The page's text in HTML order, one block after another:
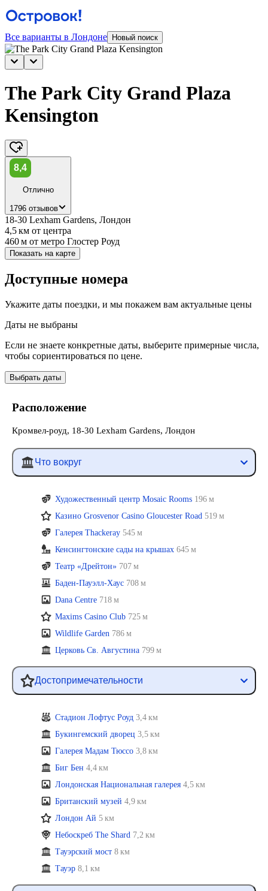
Все варианты в Лондоне Новый поиск
The Park City Grand Plaza
Kensington
8,4
Отлично
1796 отзывов
18-30 Lexham Gardens, Лондон
4,5 км от центра
460 м от метро Глостер Роуд
Показать на карте
Доступные номера
Укажите даты поездки, и мы покажем вам актуальные цены
Даты не выбраны
Если не знаете конкретные даты, выберите примерные числа,
чтобы сориентироваться по цене.
Выбрать даты
Расположение
Кромвел-роуд, 18-30 Lexham Gardens, Лондон
Что вокруг
Художественный центр Mosaic Rooms 196 м
Казино Grosvenor Casino Gloucester Road 519 м
Галерея Thackeray 545 м
Кенсингтонские сады на крышах 645 м
Театр «Дрейтон» 707 м
Баден-Пауэлл-Хаус 708 м
Dana Centre 718 м
Maxims Casino Club 725 м
Wildlife Garden 786 м
Церковь Св. Августина 799 м
Достопримечательности
Стадион Лофтус Роуд 3,4 км
Букингемский дворец 3,5 км
Галерея Мадам Тюссо 3,8 км
Биг Бен 4,4 км
Лондонская Национальная галерея 4,5 км
Британский музей 4,9 км
Лондон Ай 5 км
Небоскреб The Shard 7,2 км
Тауэрский мост 8 км
Тауэр 8,1 км